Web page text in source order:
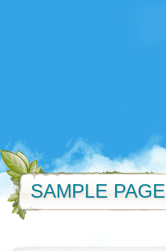
SAMPLE PAGE